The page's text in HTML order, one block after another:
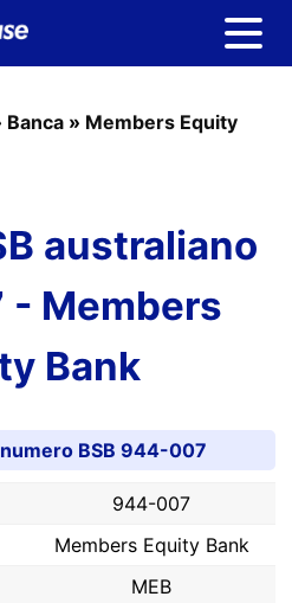
Banca » Members Equity
australiano
Members
Bank
BSB 944-007
944-007
Members Equity Bank
MEB